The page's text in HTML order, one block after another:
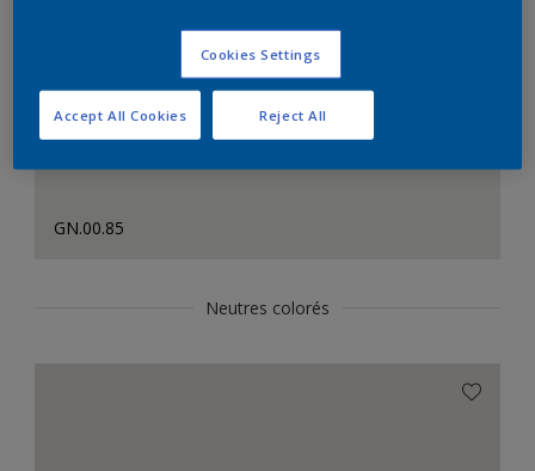
GN.00.85
Neutres colorés
Cookies Settings
Reject All
Accept All Cookies